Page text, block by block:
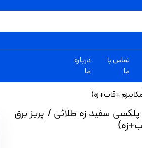
تماس با
ما
درباره
ما
+قاب+زه)
پلکسی سفید زه طلائی / پریز برق